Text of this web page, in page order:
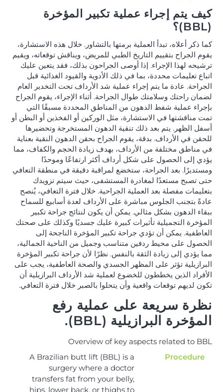
كيف يتم إجراء عملية تكبير المؤخرة
(BBL)؟
كما ذكر أعلاه، تبدأ العملية برمتها بالتشاور. خلال هذه الاستشارة،
يقوم الجراح بتقييم التاريخ الطبي للمريض، ويناقش توقعاته، ويقيم
ترشيحه لهذا الإجراء. إذا أوصى الجراحون بذلك، فقد يتعين عليك
اتباع تعليمات محددة، بما في ذلك الأدوية والقيود الغذائية قبل
الجراحة. عادة ما يتم إجراء عملية شد الأرداف تحت التخدير العام
لضمان راحتك وسلامتك طوال الجراحة. أثناء الإجراء، يقوم الجراح
بإجراء عملية شفط الدهون من المناطق المحددة مسبقًا التي
تمت مناقشتها في الاستشارة، مثل الوركين أو الفخذين أو البطن أو
أسفل الظهر. يتم بعد ذلك تنقية الدهون المستخرجة وتحضيرها
للحقن في الأرداف. بدقة، يقوم الجراح بحقن الدهون النقية بعناية
في مناطق مختلفة من الأرداف، بهدف زيادة الحجم والكفاف، مما
يؤدي إلى الحصول على شكل أرداف أكثر ارتفاعًا وموحدًا
ومستديرًا. بعد الجراحة، ستخضع لمراقبة دقيقة في منطقة التعافي
حتى تصبح مستعدًا لمغادرة المستشفى، حيث سيتم تزويدك
بتعليمات مفصلة بعد العملية الجراحية. خلال فترة التعافي، يُنصح
عادةً بتجنب الجلوس مباشرة على الأرداف لعدة أسابيع للسماح
ببقاء الدهون بشكل مثالي. يمكن أن يكون لنتائج جراحة تكبير
المؤخرة التجميلية تأثيرات كبيرة عليك جسديًا وكذلك على صحتك
العاطفية. يمكن أن تؤدي جراحة تكبير المؤخرة الناجحة إلى
الحصول على محيط ردفين متناسب وجميل من الناحية الجمالية،
مما يؤدي إلى زيادة الثقة بالنفس. نظرًا لأن جراحة تكبير المؤخرة
البرازيلية تؤثر على المظهر الجسدي والصحة العاطفية، يجب على
الأفراد الذين يخططون للخضوع لعملية شد الأرداف البرازيلية أن
تكون لديهم توقعات واقعية وأن يتحلوا بالصبر خلال فترة التعافي.
نظرة سريعة على عملية رفع
المؤخرة البرازيلية (BBL).
Overview of key aspects related to BBL
Procedure
A Brazilian butt lift (BBL) is a
surgery where a doctor
transfers fat from your belly,
hips, lower back, or thighs to